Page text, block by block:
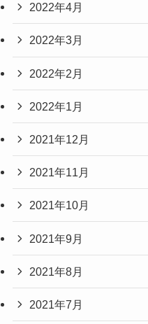
2022年4月
2022年3月
2022年2月
2022年1月
2021年12月
2021年11月
2021年10月
2021年9月
2021年8月
2021年7月